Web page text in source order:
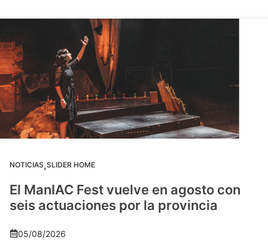
NOTICIAS,SLIDER HOME
El ManIAC Fest vuelve en agosto con
seis actuaciones por la provincia
05/08/2026